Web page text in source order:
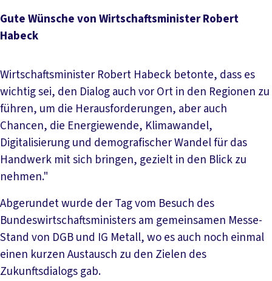
Gute Wünsche von Wirtschaftsminister Robert
Habeck
Wirtschaftsminister Robert Habeck betonte, dass es
wichtig sei, den Dialog auch vor Ort in den Regionen zu
führen, um die Herausforderungen, aber auch
Chancen, die Energiewende, Klimawandel,
Digitalisierung und demografischer Wandel für das
Handwerk mit sich bringen, gezielt in den Blick zu
nehmen."
Abgerundet wurde der Tag vom Besuch des
Bundeswirtschaftsministers am gemeinsamen Messe-
Stand von DGB und IG Metall, wo es auch noch einmal
einen kurzen Austausch zu den Zielen des
Zukunftsdialogs gab.